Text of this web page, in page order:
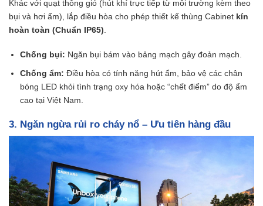
Khác với quạt thông gió (hút khí trực tiếp từ môi trường kèm theo
bụi và hơi ẩm), lắp điều hòa cho phép thiết kế thùng Cabinet kín
hoàn toàn (Chuẩn IP65).
Chống bụi: Ngăn bụi bám vào bảng mạch gây đoản mạch.
Chống ẩm: Điều hòa có tính năng hút ẩm, bảo vệ các chân
bóng LED khỏi tình trạng oxy hóa hoặc “chết điểm” do độ ẩm
cao tại Việt Nam.
3. Ngăn ngừa rủi ro cháy nổ – Ưu tiên hàng đầu